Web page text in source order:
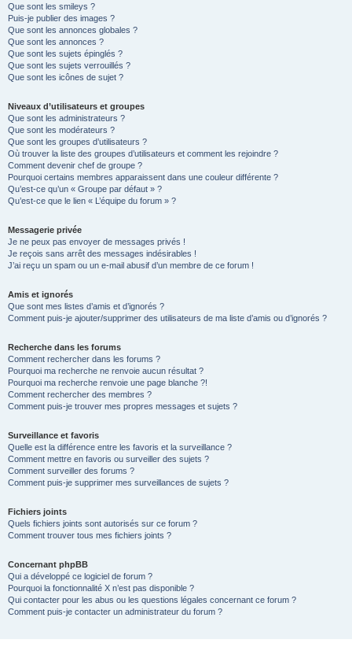
Que sont les smileys ?
Puis-je publier des images ?
Que sont les annonces globales ?
Que sont les annonces ?
Que sont les sujets épinglés ?
Que sont les sujets verrouillés ?
Que sont les icônes de sujet ?
Niveaux d’utilisateurs et groupes
Que sont les administrateurs ?
Que sont les modérateurs ?
Que sont les groupes d’utilisateurs ?
Où trouver la liste des groupes d’utilisateurs et comment les rejoindre ?
Comment devenir chef de groupe ?
Pourquoi certains membres apparaissent dans une couleur différente ?
Qu’est-ce qu’un « Groupe par défaut » ?
Qu’est-ce que le lien « L’équipe du forum » ?
Messagerie privée
Je ne peux pas envoyer de messages privés !
Je reçois sans arrêt des messages indésirables !
J’ai reçu un spam ou un e-mail abusif d’un membre de ce forum !
Amis et ignorés
Que sont mes listes d’amis et d’ignorés ?
Comment puis-je ajouter/supprimer des utilisateurs de ma liste d’amis ou d’ignorés ?
Recherche dans les forums
Comment rechercher dans les forums ?
Pourquoi ma recherche ne renvoie aucun résultat ?
Pourquoi ma recherche renvoie une page blanche ?!
Comment rechercher des membres ?
Comment puis-je trouver mes propres messages et sujets ?
Surveillance et favoris
Quelle est la différence entre les favoris et la surveillance ?
Comment mettre en favoris ou surveiller des sujets ?
Comment surveiller des forums ?
Comment puis-je supprimer mes surveillances de sujets ?
Fichiers joints
Quels fichiers joints sont autorisés sur ce forum ?
Comment trouver tous mes fichiers joints ?
Concernant phpBB
Qui a développé ce logiciel de forum ?
Pourquoi la fonctionnalité X n’est pas disponible ?
Qui contacter pour les abus ou les questions légales concernant ce forum ?
Comment puis-je contacter un administrateur du forum ?